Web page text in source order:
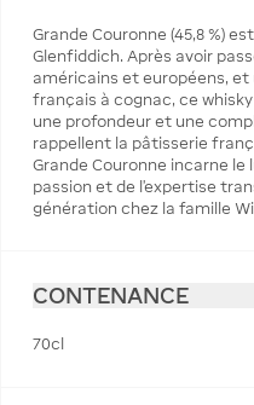
Grande Couronne (45,8 %)
Glenfiddich. Après avoir
américains et européens,
français à cognac, ce
une profondeur et une
rappellent la pâtisserie
Grande Couronne incarne
passion et de l'expertise
génération chez la famille
CONTENANCE
70cl